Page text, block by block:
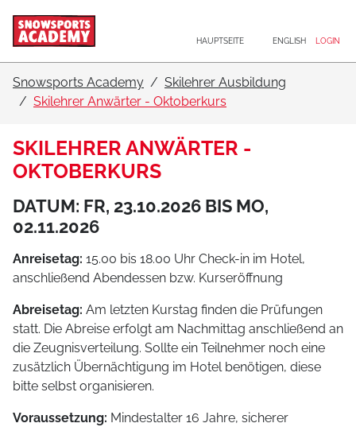
HAUPTSEITE ENGLISH LOGIN
Snowsports Academy
Skilehrer Ausbildung
Skilehrer Anwärter - Oktoberkurs
SKILEHRER ANWÄRTER -
OKTOBERKURS
DATUM: FR, 23.10.2026 BIS MO,
02.11.2026
Anreisetag: 15.00 bis 18.00 Uhr Check-in im Hotel,
anschließend Abendessen bzw. Kurseröffnung
Abreisetag: Am letzten Kurstag finden die Prüfungen
statt. Die Abreise erfolgt am Nachmittag anschließend an
die Zeugnisverteilung. Sollte ein Teilnehmer noch eine
zusätzlich Übernächtigung im Hotel benötigen, diese
bitte selbst organisieren.
Voraussetzung: Mindestalter 16 Jahre, sicherer